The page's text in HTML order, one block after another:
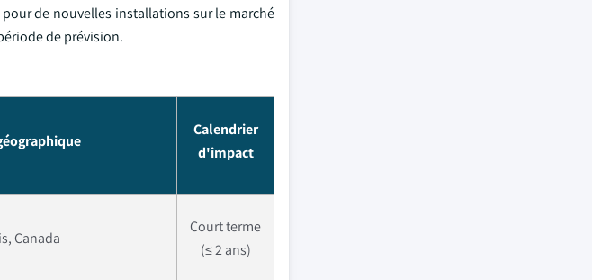
de nouvelles installations sur le marché
de prévision.
Calendrier
d'impact
Canada
Court terme
(≤ 2 ans)